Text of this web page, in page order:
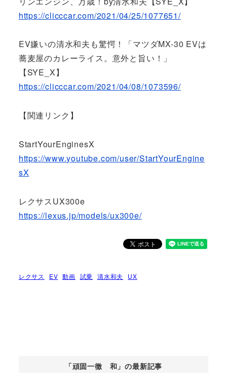
https://clicccar.com/2021/04/25/1077651/
EV嫌いの清水和夫も驚愕！「マツダMX-30 EVは
蕎麦屋のカレーライス。意外と旨い！」
【SYE_X】
https://clicccar.com/2021/04/08/1073596/
【関連リンク】
StartYourEnginesX
https://www.youtube.com/user/StartYourEngine
sX
レクサスUX300e
https://lexus.jp/models/ux300e/
レクサス EV 動画 試乗 清水和夫 UX
「頑固一徹 和」の最新記事